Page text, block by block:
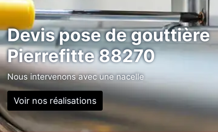
Devis pose de gouttière
Pierrefitte 88270
Nous intervenons avec une nacelle
Voir nos réalisations